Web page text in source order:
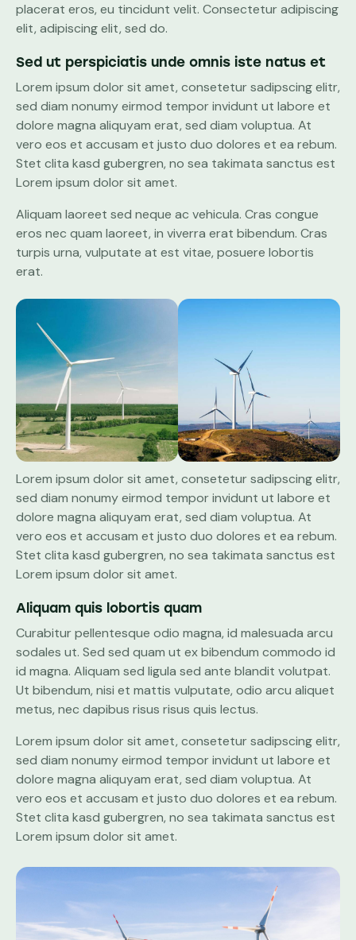
placerat eros, eu tincidunt velit. Consectetur adipiscing
elit, adipiscing elit, sed do.
Sed ut perspiciatis unde omnis iste natus et
Lorem ipsum dolor sit amet, consetetur sadipscing elitr,
sed diam nonumy eirmod tempor invidunt ut labore et
dolore magna aliquyam erat, sed diam voluptua. At
vero eos et accusam et justo duo dolores et ea rebum.
Stet clita kasd gubergren, no sea takimata sanctus est
Lorem ipsum dolor sit amet.
Aliquam laoreet sed neque ac vehicula. Cras congue
eros nec quam laoreet, in viverra erat bibendum. Cras
turpis urna, vulputate at est vitae, posuere lobortis
erat.
Lorem ipsum dolor sit amet, consetetur sadipscing elitr,
sed diam nonumy eirmod tempor invidunt ut labore et
dolore magna aliquyam erat, sed diam voluptua. At
vero eos et accusam et justo duo dolores et ea rebum.
Stet clita kasd gubergren, no sea takimata sanctus est
Lorem ipsum dolor sit amet.
Aliquam quis lobortis quam
Curabitur pellentesque odio magna, id malesuada arcu
sodales ut. Sed sed quam ut ex bibendum commodo id
id magna. Aliquam sed ligula sed ante blandit volutpat.
Ut bibendum, nisi et mattis vulputate, odio arcu aliquet
metus, nec dapibus risus risus quis lectus.
Lorem ipsum dolor sit amet, consetetur sadipscing elitr,
sed diam nonumy eirmod tempor invidunt ut labore et
dolore magna aliquyam erat, sed diam voluptua. At
vero eos et accusam et justo duo dolores et ea rebum.
Stet clita kasd gubergren, no sea takimata sanctus est
Lorem ipsum dolor sit amet.